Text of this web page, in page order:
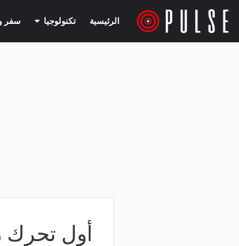
الرئيسية تكنولوجيا (current) سفر
أول تحرك